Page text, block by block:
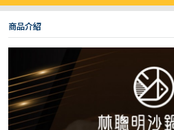
商品介紹